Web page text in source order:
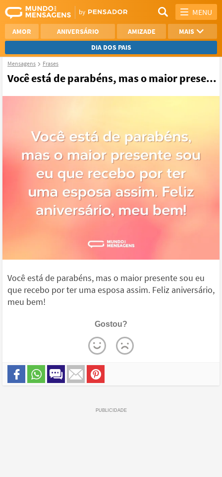
MENU
AMOR ANIVERSÁRIO AMIZADE
MAIS
DIA DOS PAIS
REFLEXÃO
AGRADECIMENTO
Mensagens Frases
Você está de parabéns, mas o maior prese...
Você está de parabéns, mas o maior presente sou eu
que recebo por ter uma esposa assim. Feliz aniversário,
meu bem!
Gostou?